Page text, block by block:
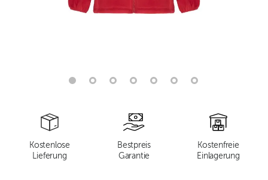
Kostenlose
Lieferung
Bestpreis
Garantie
Kostenfreie
Einlagerung